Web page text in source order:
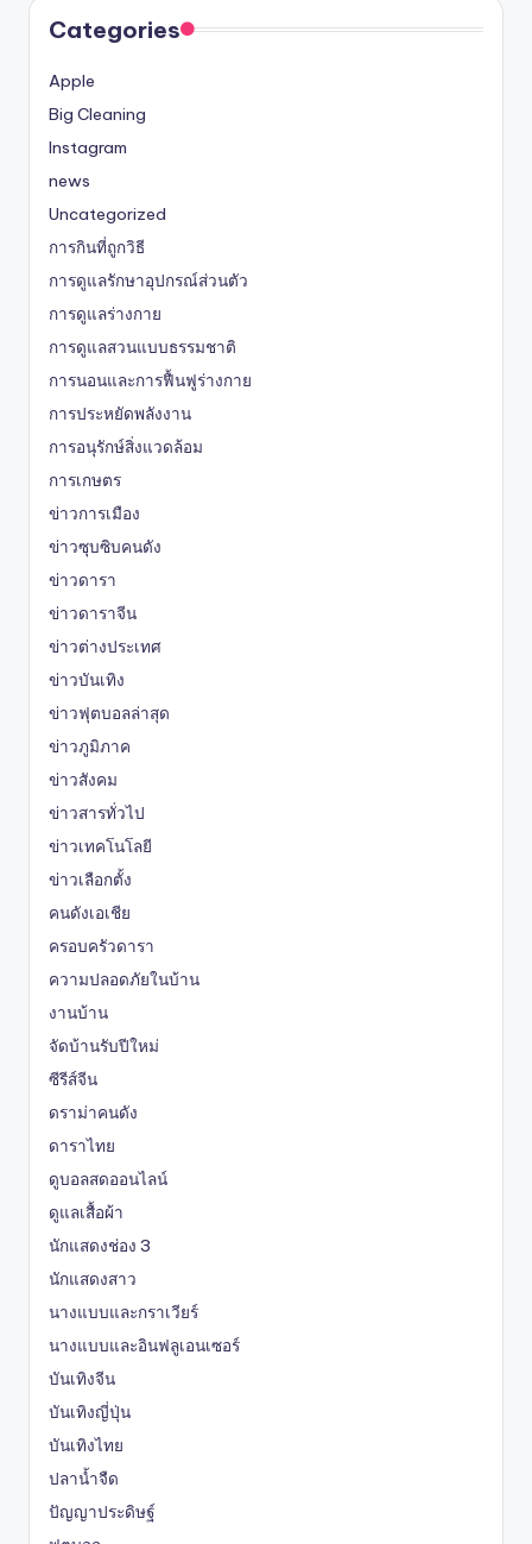
Categories
Apple
Big Cleaning
Instagram
news
Uncategorized
การกินที่ถูกวิธี
การดูแลรักษาอุปกรณ์ส่วนตัว
การดูแลร่างกาย
การดูแลสวนแบบธรรมชาติ
การนอนและการฟื้นฟูร่างกาย
การประหยัดพลังงาน
การอนุรักษ์สิ่งแวดล้อม
การเกษตร
ข่าวการเมือง
ข่าวซุบซิบคนดัง
ข่าวดารา
ข่าวดาราจีน
ข่าวต่างประเทศ
ข่าวบันเทิง
ข่าวฟุตบอลล่าสุด
ข่าวภูมิภาค
ข่าวสังคม
ข่าวสารทั่วไป
ข่าวเทคโนโลยี
ข่าวเลือกตั้ง
คนดังเอเชีย
ครอบครัวดารา
ความปลอดภัยในบ้าน
งานบ้าน
จัดบ้านรับปีใหม่
ซีรีส์จีน
ดราม่าคนดัง
ดาราไทย
ดูบอลสดออนไลน์
ดูแลเสื้อผ้า
นักแสดงช่อง 3
นักแสดงสาว
นางแบบและกราเวียร์
นางแบบและอินฟลูเอนเซอร์
บันเทิงจีน
บันเทิงญี่ปุ่น
บันเทิงไทย
ปลาน้ำจืด
ปัญญาประดิษฐ์